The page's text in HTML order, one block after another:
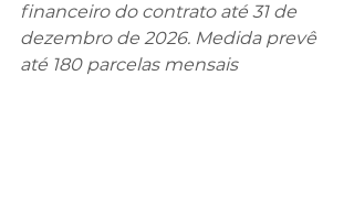
financeiro do contrato até 31 de
dezembro de 2026. Medida prevê
até 180 parcelas mensais